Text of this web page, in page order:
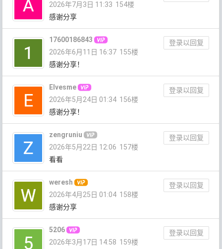
2026年7月3日 11:33 154楼
感谢分享
17600186843
登录以回复
2026年6月11日 16:37 155楼
感谢分享！
Elvesme
登录以回复
2026年5月24日 01:34 156楼
感谢分享！
zengruniu
登录以回复
2026年5月22日 12:06 157楼
看看
weresh
登录以回复
2026年4月25日 01:04 158楼
感谢分享
5206
登录以回复
2026年3月17日 14:58 159楼